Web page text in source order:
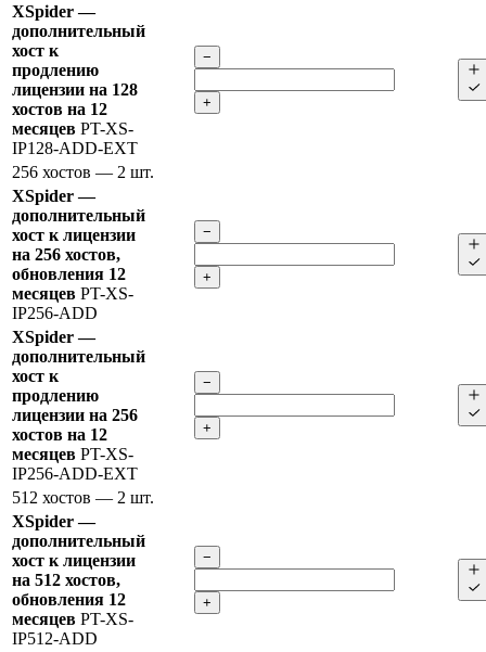
XSpider —
дополнительный
хост к
продлению
лицензии на 128
хостов на 12
месяцев PT-XS-
IP128-ADD-EXT
−
+
256 хостов — 2 шт.
XSpider —
дополнительный
хост к лицензии
на 256 хостов,
обновления 12
месяцев PT-XS-
IP256-ADD
−
+
XSpider —
дополнительный
хост к
продлению
лицензии на 256
хостов на 12
месяцев PT-XS-
IP256-ADD-EXT
−
+
512 хостов — 2 шт.
XSpider —
дополнительный
хост к лицензии
на 512 хостов,
обновления 12
месяцев PT-XS-
IP512-ADD
−
+